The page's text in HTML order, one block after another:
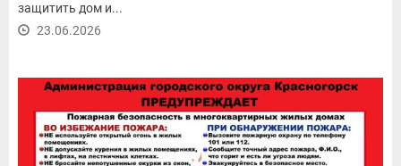
защитить дом и...
23.06.2026